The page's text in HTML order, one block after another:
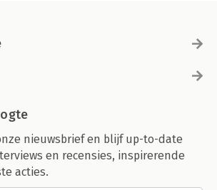
nieuwsbrief en blijf up-to-date
en recensies, inspirerende
acties.